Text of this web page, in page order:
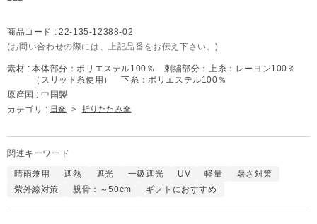
商品コード : 22-135-12388-02
(お問い合わせの際には、上記品番をお伝え下さい。)
素材 : 本体部分：ポリエステル100％ 刺繍部分：上糸：レーヨン100％
（スリット糸使用） 下糸：ポリエステル100％
原産国 : 中国製
カテゴリ : 日傘 > 折りたたみ傘
関連キーワード
晴雨兼用 遮熱 遮光 一級遮光 UV 軽量
暑さ対策
紫外線対策
親骨：～50cm ギフトにおすすめ